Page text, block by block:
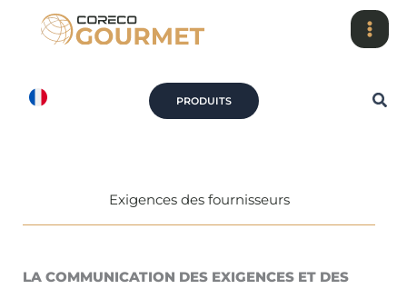
PRODUITS
Exigences des fournisseurs
LA COMMUNICATION DES EXIGENCES ET DES